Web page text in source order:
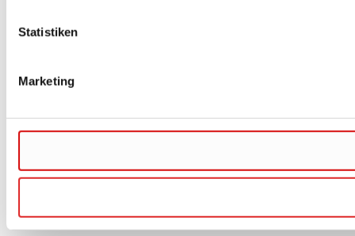
Statistiken
Marketing